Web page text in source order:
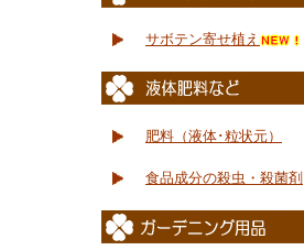
サボテン寄せ植え
肥料（液体･粒状元）
食品成分の殺虫・殺菌剤